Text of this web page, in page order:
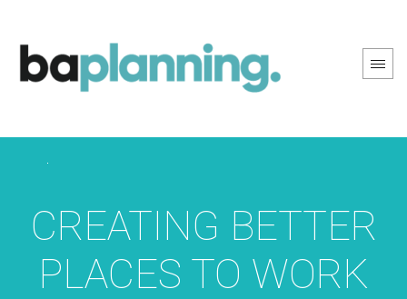
CREATING BETTER
PLACES TO WORK